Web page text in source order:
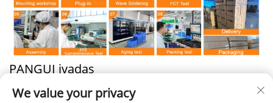
PANGUI įvadas
Šanchajaus „PANGUI“ bendrovė, Ltd., įkurta 2003 m.,
We value your privacy